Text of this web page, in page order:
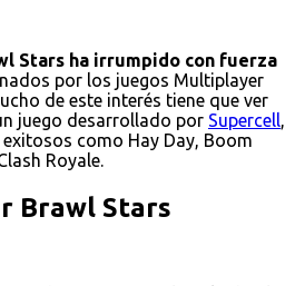
Stars ha irrumpido con fuerza
por los juegos Multiplayer
de este interés tiene que ver
juego desarrollado por Supercell,
como Hay Day, Boom
Royale.
Brawl Stars